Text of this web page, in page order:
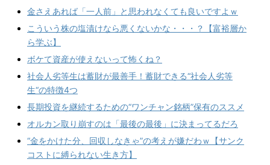
金さえあれば「一人前」と思われなくても良いですよｗ
こういう株の塩漬けなら悪くないかな・・・？【富裕層か
ら学ぶ】
ボケて資産が使えないって怖くね？
社会人劣等生は蓄財が最善手！蓄財できる“社会人劣等
生“の特徴4つ
長期投資を継続するための“ワンチャン銘柄”保有のススメ
オルカン取り崩すのは「最後の最後」に決まってるだろ
“金をかけた分、回収しなきゃ”の考えが嫌だわｗ【サンク
コストに縛られない生き方】